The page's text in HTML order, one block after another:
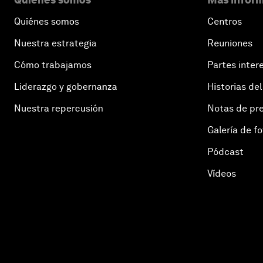
Quiénes somos
Nuestra estrategia
Cómo trabajamos
Liderazgo y gobernanza
Nuestra repercusión
Centros
Reuniones
Partes
Historias
Notas de
Galería de
Pódcast
Vídeos